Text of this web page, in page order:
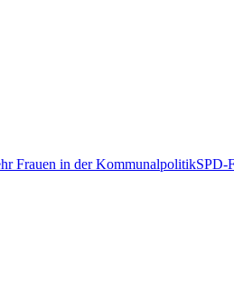
Frauen in der KommunalpolitikSPD-